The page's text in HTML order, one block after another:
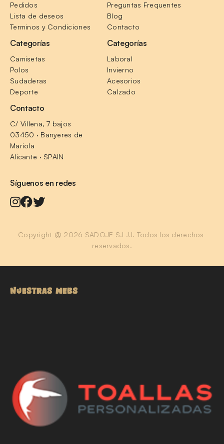
Pedidos
Lista de deseos
Terminos y Condiciones
Preguntas Frequentes
Blog
Contacto
Categorías
Camisetas
Polos
Sudaderas
Deporte
Categorías
Laboral
Invierno
Acesorios
Calzado
Contacto
C/ Villena, 7 bajos
03450 · Banyeres de
Mariola
Alicante · SPAIN
Síguenos en redes
Copyright @ 2026 SADOJE S.L.U. Todos los derechos
reservados.
NUESTRAS WEBS